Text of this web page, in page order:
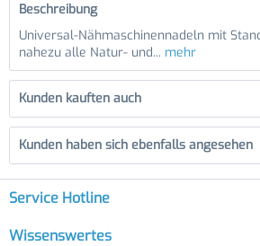
Beschreibung
Universal-Nähmaschinennadeln mit
nahezu alle Natur- und... mehr
Kunden kauften auch
Kunden haben sich ebenfalls angesehen
Service Hotline
Wissenswertes